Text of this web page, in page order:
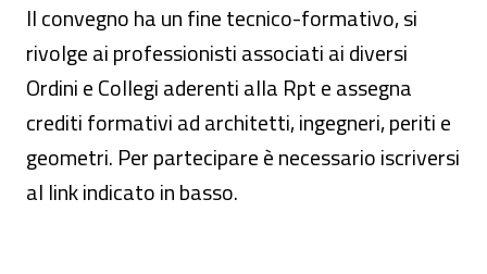
Il convegno ha un fine tecnico-formativo, si
rivolge ai professionisti associati ai diversi
Ordini e Collegi aderenti alla Rpt e assegna
crediti formativi ad architetti, ingegneri, periti e
geometri. Per partecipare è necessario iscriversi
al link indicato in basso.